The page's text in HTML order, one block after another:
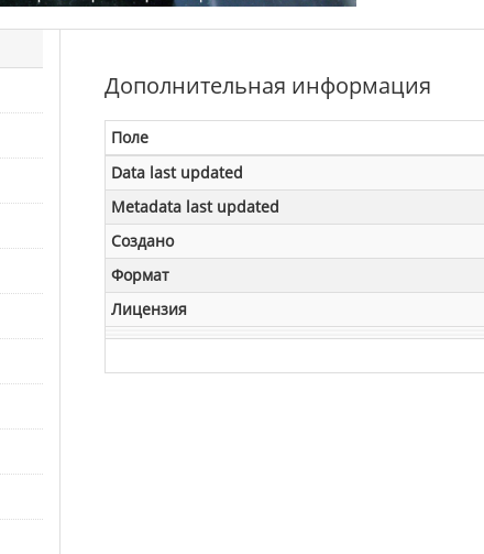
Дополнительная информация
Поле
Data last updated
Metadata last updated
Создано
Формат
Лицензия